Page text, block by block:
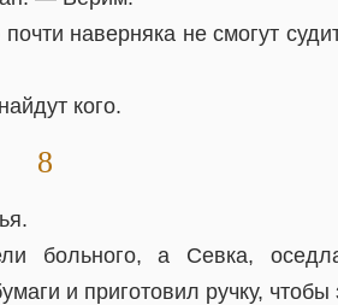
наверняка не смогут
кого.
8
больного, а Севка,
и приготовил ручку, чтобы